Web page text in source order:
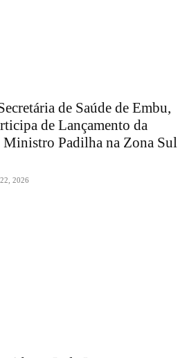
de Saúde de Embu,
de Lançamento da
Ministro Padilha na Zona Sul
2026